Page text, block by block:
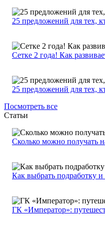
25 предложений для тех,
Сетке 2 года! Как
25 предложений для тех,
Посмотреть все
Статьи
Сколько можно получать
Как выбрать подработку
ГК «Император»: